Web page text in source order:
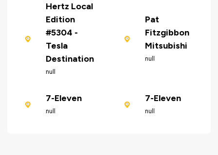
Hertz Local
Edition
#5304 -
Tesla
Destination
null
Pat
Fitzgibbon
Mitsubishi
null
7-Eleven
null
7-Eleven
null